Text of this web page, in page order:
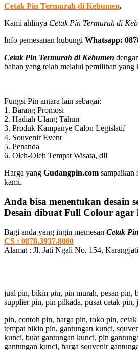
Cetak Pin Termurah di Kebumen.
Kami ahlinya Cetak Pin Termurah di
Info pemesanan hubungi Whatsapp:
Cetak Pin Termurah di Kebumen
bahan yang telah melalui pemilihan
Fungsi Pin antara lain sebagai:
1. Barang Promosi
2. Hadiah Ulang Tahun
3. Produk Kampanye Calon Legislatif
4. Souvenir Event
5. Penanda
6. Oleh-Oleh Tempat Wisata, dll
Harga yang Gudangpin.com sampaikan
kami.
Anda bisa menentukan desain
Desain dibuat Full Colour agar
Bagi anda yang ingin memesan Cetak
CS : 0878.3937.8000
Alamat : Jl. Jati Ngali No. 154,
jual pin, bikin pin, pin murah, pesan pin,
supplier pin, pin pilkada, pusat cetak
pin, contoh pin, harga pin, toko pin,
tempat bikin pin, gantungan kunci,
kunci, buat gantungan kunci, pin
gantungan kunci, harga souvenir